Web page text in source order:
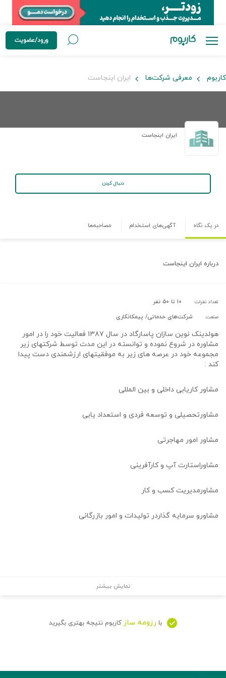
ورود/عضویت
کاربوم معرفی شرکت‌ها ایران اینجاست
ایران اینجاست
دنبال کردن
در یک نگاه آگهی‌های استخدام مصاحبه‌ها
درباره ایران اینجاست
تعداد نفرات: ۱۰ تا ۵۰ نفر
صنعت: شرکت‌های خدماتی/ پیمکانکاری
هولدینک نوین سازان پاسارگاد در سال ۱۳۸۷ فعالیت خود را در امور
مشاوره در شروع نموده و توانسته در این مدت توسط شرکتهای زیر
مجموعه خود در عرصه های زیر به موفقیتهای ارزشمندی دست پیدا
کند :
مشاور کاریابی داخلی و بین المللی
مشاورتحصیلی و توسعه فردی و استعداد یابی
مشاور امور مهاجرتی
مشاوراستارت آپ و کارآفرینی
مشاورمدیریت کسب و کار
مشاورو سرمایه گذاردر تولیدات و امور بازرگانی
نمایش بیشتر
با رزومه ساز کاربوم نتیجه بهتری بگیرید